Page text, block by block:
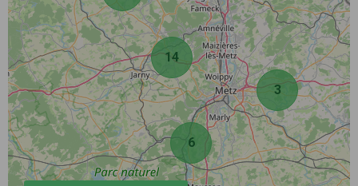
3
6
14